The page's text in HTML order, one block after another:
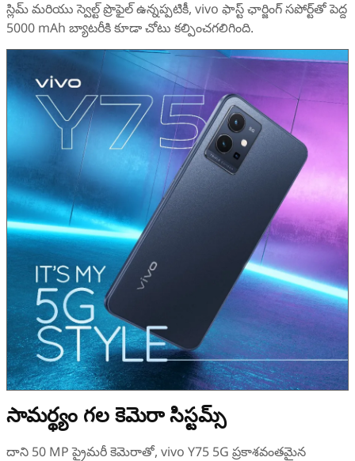
స్లిమ్ మరియు స్వెల్ట్ ప్రొఫైల్ ఉన్నప్పటికీ, vivo ఫాస్ట్ ఛార్జింగ్ సపోర్ట్‌తో పెద్ద
5000 mAh బ్యాటరీకి కూడా చోటు కల్పించగలిగింది.
సామర్థ్యం గల కెమెరా సిస్టమ్స్
దాని 50 MP ప్రైమరీ కెమెరాతో, vivo Y75 5G ప్రకాశవంతమైన